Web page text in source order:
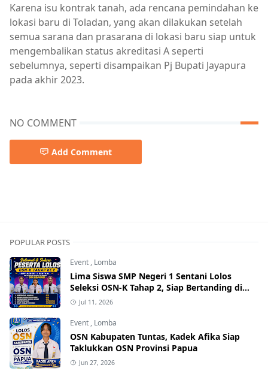
Karena isu kontrak tanah, ada rencana pemindahan ke
lokasi baru di Toladan, yang akan dilakukan setelah
semua sarana dan prasarana di lokasi baru siap untuk
mengembalikan status akreditasi A seperti
sebelumnya, seperti disampaikan Pj Bupati Jayapura
pada akhir 2023.
NO COMMENT
Add Comment
POPULAR POSTS
Event , Lomba
Lima Siswa SMP Negeri 1 Sentani Lolos
Seleksi OSN-K Tahap 2, Siap Bertanding di
Tingkat Provinsi
Jul 11, 2026
Event , Lomba
OSN Kabupaten Tuntas, Kadek Afika Siap
Taklukkan OSN Provinsi Papua
Jun 27, 2026